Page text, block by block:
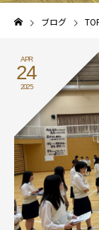
ブログ
APR
24
2025